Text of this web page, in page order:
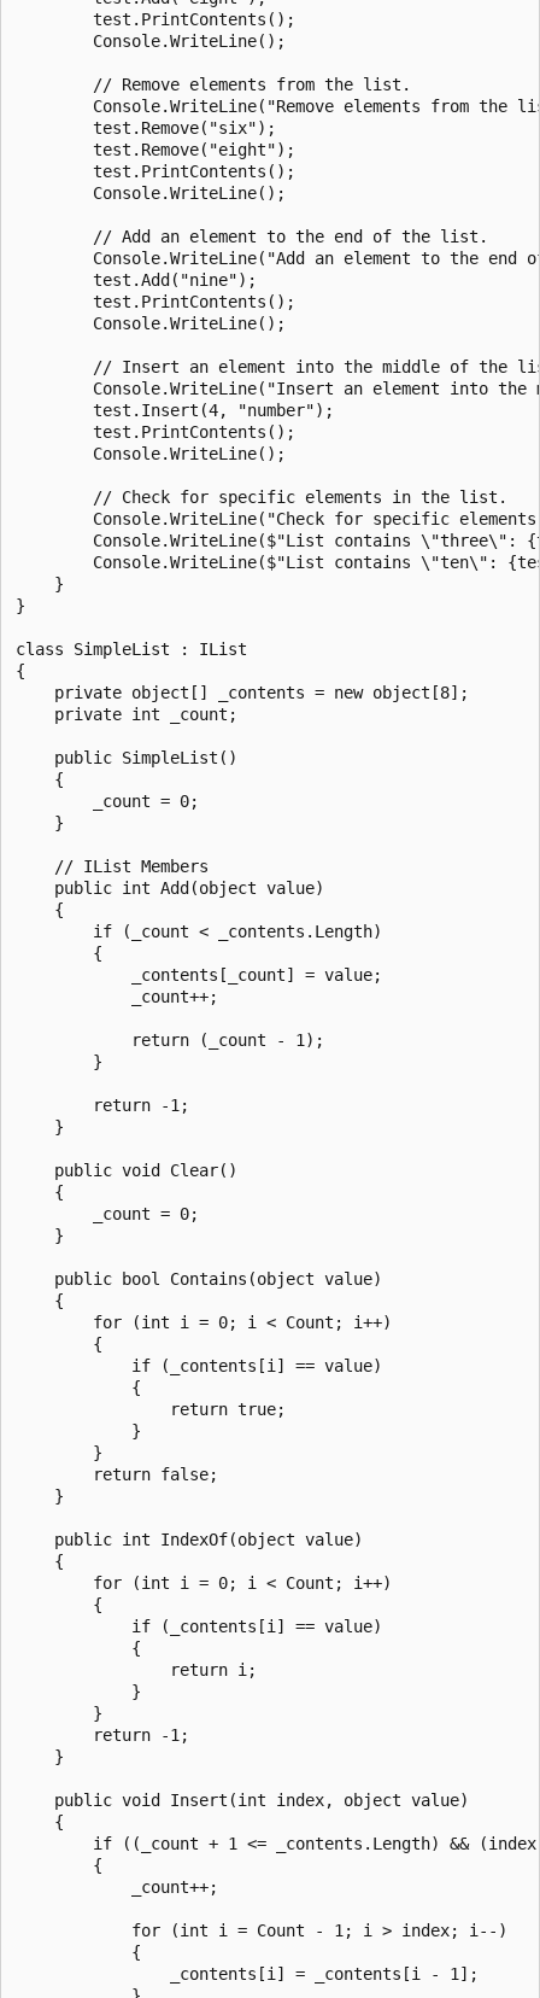
        test.PrintContents();
        Console.WriteLine();
        // Remove elements from the list.
Console.WriteLine("Remove elements from the
        test.Remove("six");
        test.Remove("eight");
        test.PrintContents();
        Console.WriteLine();
        // Add an element to the end of the list.
Console.WriteLine("Add an element to the end
        test.Add("nine");
        test.PrintContents();
        Console.WriteLine();
// Insert an element into the middle of the
Console.WriteLine("Insert an element into the
        test.Insert(4, "number");
        test.PrintContents();
        Console.WriteLine();
        // Check for specific elements in the list.
Console.WriteLine("Check for specific
Console.WriteLine($"List contains \"three\":
Console.WriteLine($"List contains \"ten\":
    }
}
class SimpleList : IList
{
    private object[] _contents = new object[8];
    private int _count;
    public SimpleList()
    {
        _count = 0;
    }
    // IList Members
    public int Add(object value)
    {
        if (_count < _contents.Length)
        {
            _contents[_count] = value;
            _count++;
            return (_count - 1);
        }
        return -1;
    }
    public void Clear()
    {
        _count = 0;
    }
    public bool Contains(object value)
    {
        for (int i = 0; i < Count; i++)
        {
            if (_contents[i] == value)
            {
                return true;
            }
        }
        return false;
    }
    public int IndexOf(object value)
    {
        for (int i = 0; i < Count; i++)
        {
            if (_contents[i] == value)
            {
                return i;
            }
        }
        return -1;
    }
    public void Insert(int index, object value)
    {
if ((_count + 1 <= _contents.Length) &&
        {
            _count++;
            for (int i = Count - 1; i > index; i--)
            {
                _contents[i] = _contents[i - 1];